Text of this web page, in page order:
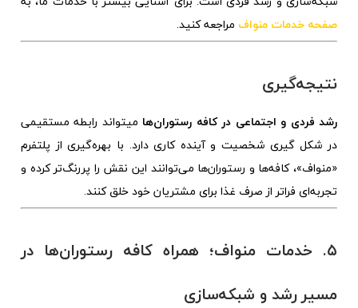
صفحه خدمات منواف مراجعه کنید.
نتیجه‌گیری
رشد فردی و اجتماعی در کافه‌ رستوران‌ها میتواند رابطه مستقیمی
در شکل گیری شخصیت و آینده کاری دارد. با بهره‌گیری از پلتفرم
«منواف»، کافه‌ها و رستوران‌ها می‌توانند این نقش را پررنگ‌تر کرده و
تجربه‌ای فراتر از صرف غذا برای مشتریان خود خلق کنند.
۵. خدمات منواف؛ همراه کافه‌ رستوران‌ها در
مسیر رشد و شبکه‌سازی